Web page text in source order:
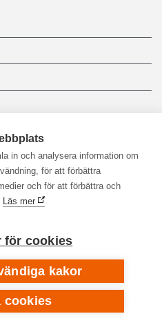
in och analysera information om
för att förbättra
och för att förbättra och
Läs mer
för cookies
kakor
cookies